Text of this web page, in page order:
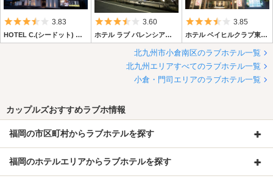
5つ星のうち3.5
3.83
HOTEL C.(シードット) 小倉エスト
5つ星のうち3.5
3.60
ホテル ラブ バレンシア＆ジャパン 小倉
5つ星のうち
3.85
ホテル ベイヒルクラブ東小倉店
北九州市小倉南区のラブホテル一覧
北九州エリアすべてのラブホテル一覧
小倉・門司エリアのラブホテル一覧
カップルズおすすめラブホ情報
福岡の市区町村からラブホテルを探す
福岡のホテルエリアからラブホテルを探す